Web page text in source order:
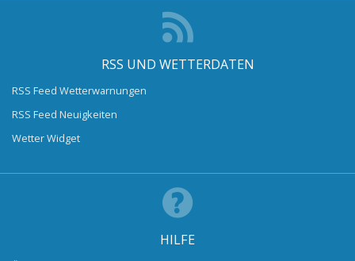
RSS UND WETTERDATEN
RSS Feed Wetterwarnungen
RSS Feed Neuigkeiten
Wetter Widget
HILFE